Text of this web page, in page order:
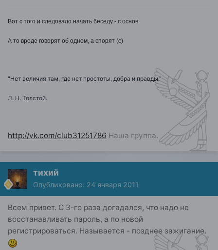
Вот с того и следовало начать беседу - с основ.
А то вроде говорят об одном, а спорят (с)
"Нет величия там, где нет простоты, добра и правды."
Л. Н. Толстой.
http://vk.com/club31251786 Наша группа.
тихий
Опубликовано: 24 января 2011
Всем привет. С 3-го раза догадался, что надо не
восстанавливать пароль, а по новой
регистрироваться. Называется - позднее зажигание.